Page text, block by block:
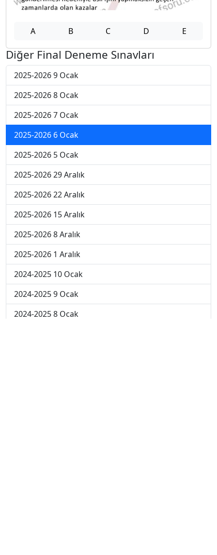
A B C D E
Diğer Final Deneme Sınavları
2025-2026 9 Ocak
2025-2026 8 Ocak
2025-2026 7 Ocak
2025-2026 6 Ocak
2025-2026 5 Ocak
2025-2026 29 Aralık
2025-2026 22 Aralık
2025-2026 15 Aralık
2025-2026 8 Aralık
2025-2026 1 Aralık
2024-2025 10 Ocak
2024-2025 9 Ocak
2024-2025 8 Ocak